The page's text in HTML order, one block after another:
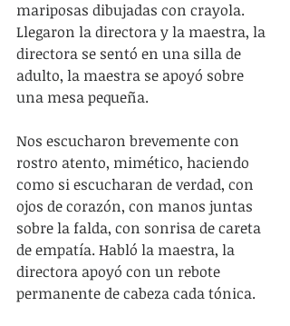
mariposas dibujadas con crayola.
Llegaron la directora y la maestra, la
directora se sentó en una silla de
adulto, la maestra se apoyó sobre
una mesa pequeña.
Nos escucharon brevemente con
rostro atento, mimético, haciendo
como si escucharan de verdad, con
ojos de corazón, con manos juntas
sobre la falda, con sonrisa de careta
de empatía. Habló la maestra, la
directora apoyó con un rebote
permanente de cabeza cada tónica.